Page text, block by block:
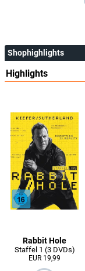
Shophighlights
Highlights
Rabbit Hole
Staffel 1 (3 DVDs)
EUR 19,99